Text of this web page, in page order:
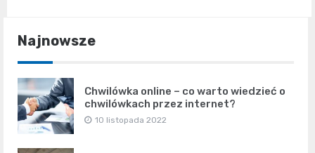
Najnowsze
Chwilówka online – co warto wiedzieć o
chwilówkach przez internet?
10 listopada 2022